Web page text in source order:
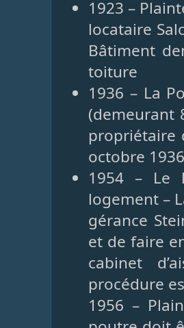
1923 –
locataire
Bâtiment
toiture
1936 – La
(demeurant
propriétaire
octobre
1954 – Le
logement –
gérance
et de faire
cabinet
procédure
1956 –